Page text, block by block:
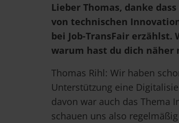
Lieber Thomas, danke
von technischen
bei Job-TransFair erzählst.
warum hast du dich näher
Thomas Rihl: Wir haben
Unterstützung eine
davon war auch das Thema
schauen uns also